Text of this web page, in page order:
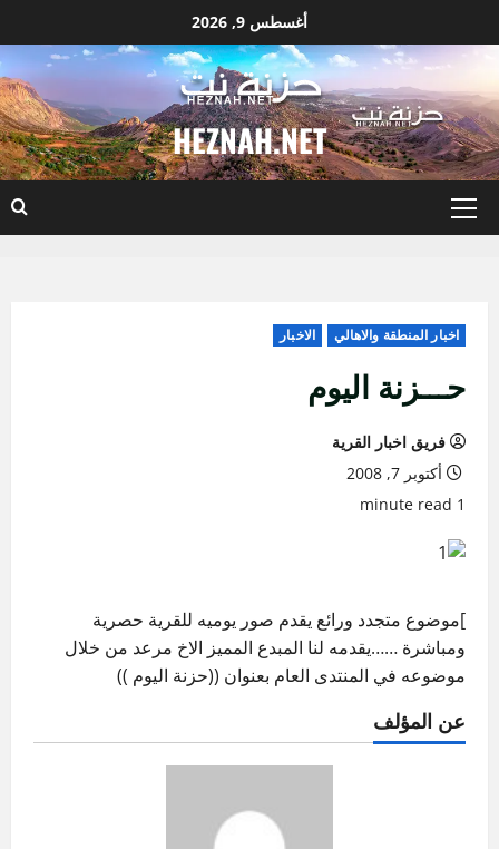
إلى
أغسطس 9, 2026
HEZNAH.NET
القائمة
اخبار المنطقة والاهالي الاخبار
حـــزنة اليوم
فريق اخبار القرية
أكتوبر 7, 2008
1 minute read
]موضوع متجدد ورائع يقدم صور يوميه للقرية حصرية
ومباشرة ……يقدمه لنا المبدع المميز الاخ مرعد من خلال
موضوعه في المنتدى العام بعنوان ((حزنة اليوم ))
عن المؤلف